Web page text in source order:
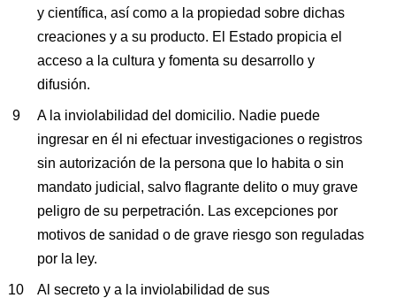
y científica, así como a la propiedad sobre dichas
creaciones y a su producto. El Estado propicia el
acceso a la cultura y fomenta su desarrollo y
difusión.
A la inviolabilidad del domicilio. Nadie puede
ingresar en él ni efectuar investigaciones o registros
sin autorización de la persona que lo habita o sin
mandato judicial, salvo flagrante delito o muy grave
peligro de su perpetración. Las excepciones por
motivos de sanidad o de grave riesgo son reguladas
por la ley.
Al secreto y a la inviolabilidad de sus